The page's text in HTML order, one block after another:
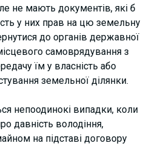
не мають документів, які б
у них прав на цю земельну
до органів державної
самоврядування з
їм у власність або
земельної ділянки.
непоодинокі випадки, коли
давність володіння,
на підставі договору